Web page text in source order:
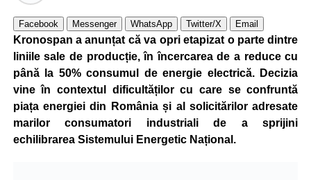
Facebook Messenger WhatsApp Twitter/X Email
Kronospan a anunțat că va opri etapizat o parte dintre
liniile sale de producție, în încercarea de a reduce cu
până la 50% consumul de energie electrică. Decizia
vine în contextul dificultăților cu care se confruntă
piața energiei din România și al solicitărilor adresate
marilor consumatori industriali de a sprijini
echilibrarea Sistemului Energetic Național.